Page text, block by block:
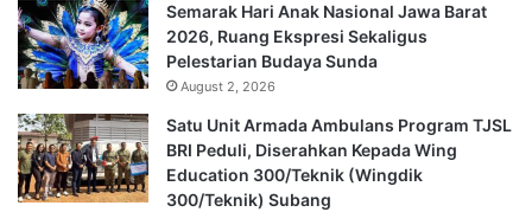
Semarak Hari Anak Nasional Jawa Barat
2026, Ruang Ekspresi Sekaligus
Pelestarian Budaya Sunda
August 2, 2026
Satu Unit Armada Ambulans Program TJSL
BRI Peduli, Diserahkan Kepada Wing
Education 300/Teknik (Wingdik
300/Teknik) Subang